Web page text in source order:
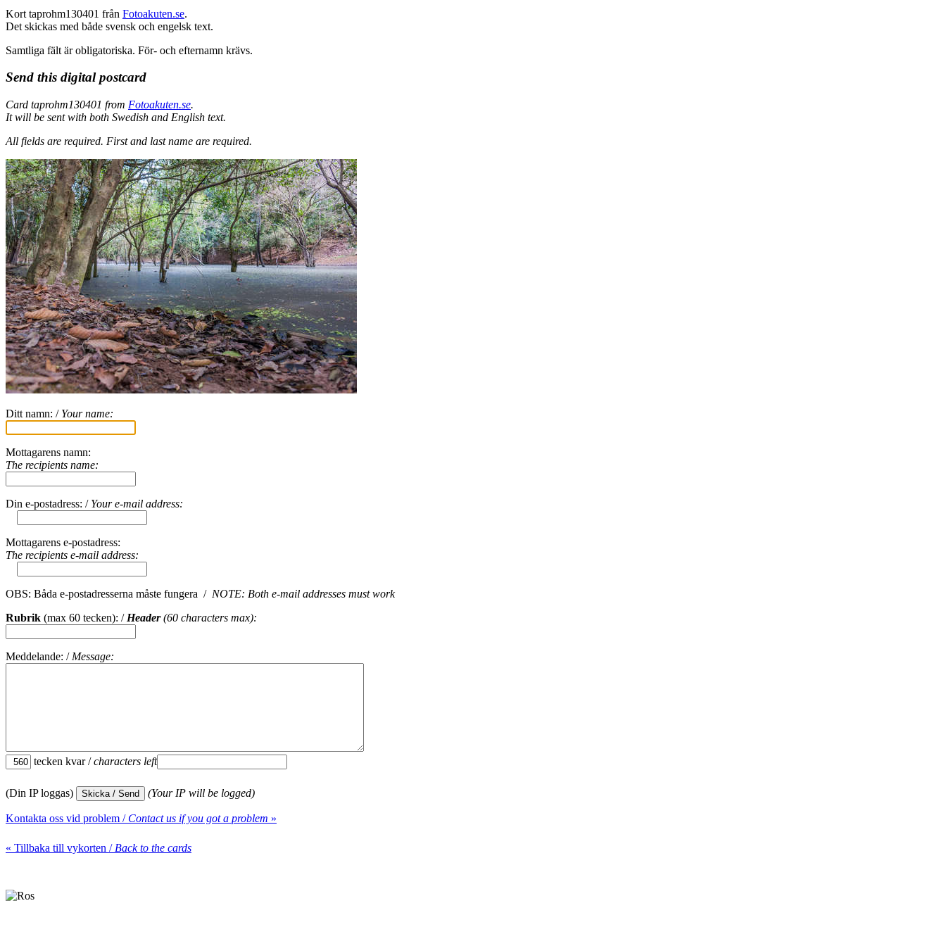
Kort taprohm130401 från Fotoakuten.se.
Det skickas med både svensk och engelsk text.
Samtliga fält är obligatoriska. För- och efternamn krävs.
Send this digital postcard
Card taprohm130401 from Fotoakuten.se.
It will be sent with both Swedish and English text.
All fields are required. First and last name are required.
Ditt namn: / Your name:
Mottagarens namn:
The recipients name:
Din e-postadress: / Your e-mail address:
Mottagarens e-postadress:
The recipients e-mail address:
OBS: Båda e-postadresserna måste fungera / NOTE: Both e-mail addresses must work
Rubrik (max 60 tecken): / Header(60 characters max):
Meddelande: / Message:
tecken kvar /characters left
(Din IP loggas) (Your IP will be logged)
Kontakta oss vid problem / Contact us if you got a problem »
« Tillbaka till vykorten / Back to the cards